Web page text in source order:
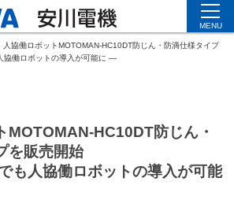
MENU
人協働ロボットMOTOMAN-HC10DT防じん・防滴仕様タイプ
協働ロボットの導入が可能に ―
MOTOMAN-HC10DT防じん・
を販売開始
も人協働ロボットの導入が可能